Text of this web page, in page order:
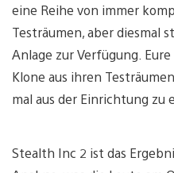
eine Reihe von immer
Testräumen, aber diesmal
Anlage zur Verfügung.
Klone aus ihren
mal aus der Einrichtung zu
Stealth Inc 2 ist das